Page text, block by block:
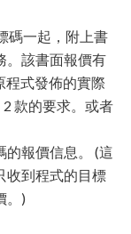
碼一起，附上書
。該書面報價有
程式發佈的實際
款的要求。或者
的報價信息。 (這
收到程式的目標
。)